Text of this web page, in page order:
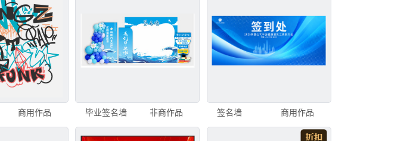
商用作品 毕业签名墙 非商作品 签名墙 商用作品